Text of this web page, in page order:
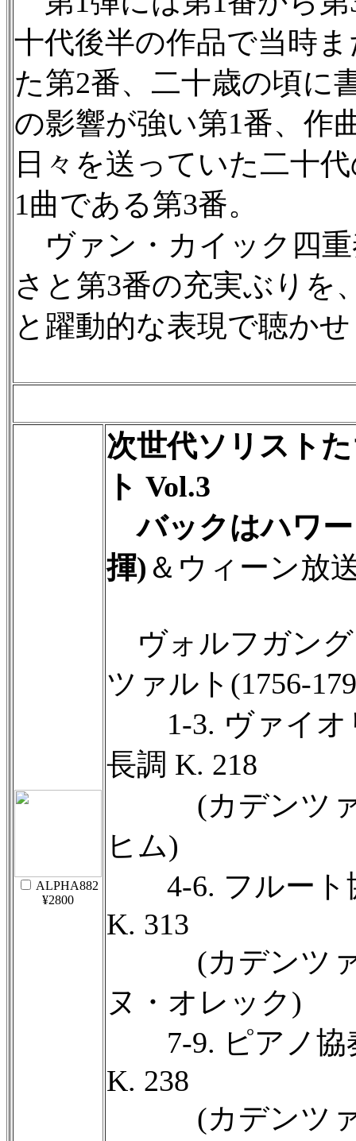
十代後半の作品で当時
た第2番、二十歳の頃に
の影響が強い第1番、作
日々を送っていた二十
1曲である第3番。
ヴァン・カイック四重
さと第3番の充実ぶりを
と躍動的な表現で聴か
ALPHA882
¥2800
次世代ソリスト
ト Vol.3
バックはハワ
揮) ＆ウィーン放
ヴォルフガン
ツァルト(1756-
1-3. ヴァイオ
長調 K. 218
(カデンツァ
ヒム)
4-6. フルート
K. 313
(カデンツァ
ヌ・オレック)
7-9. ピアノ協
K. 238
(カデンツァ